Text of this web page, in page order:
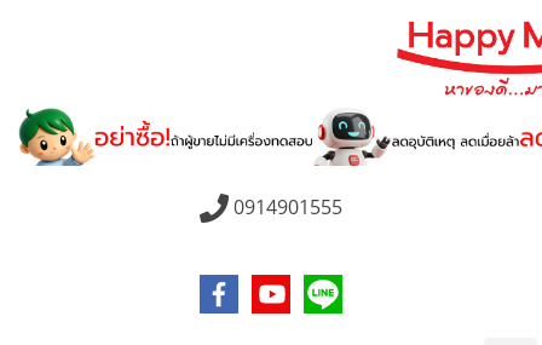
0914901555